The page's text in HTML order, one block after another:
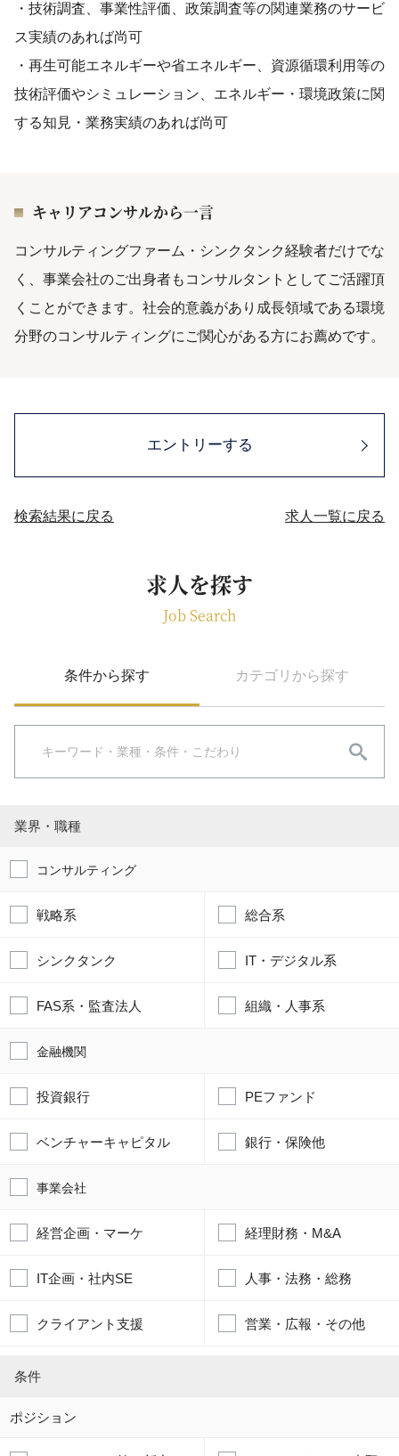
・技術調査、事業性評価、政策調査等の関連業務のサービ
ス実績のあれば尚可
・再生可能エネルギーや省エネルギー、資源循環利用等の
技術評価やシミュレーション、エネルギー・環境政策に関
する知見・業務実績のあれば尚可
キャリアコンサルから一言
コンサルティングファーム・シンクタンク経験者だけでな
く、事業会社のご出身者もコンサルタントとしてご活躍頂
くことができます。社会的意義があり成長領域である環境
分野のコンサルティングにご関心がある方にお薦めです。
エントリーする
検索結果に戻る 求人一覧に戻る
求人を探す
Job Search
条件から探す カテゴリから探す
業界・職種
コンサルティング
戦略系 総合系
シンクタンク IT・デジタル系
FAS系・監査法人 組織・人事系
金融機関
投資銀行 PEファンド
ベンチャーキャピタル 銀行・保険他
事業会社
経営企画・マーケ 経理財務・M&A
IT企画・社内SE 人事・法務・総務
クライアント支援 営業・広報・その他
条件
ポジション